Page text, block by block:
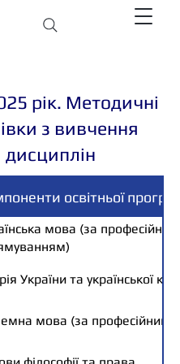
рік. Методичні
з вивчення
дисциплін
освітньої
мова (за професійним
України та української
мова (за професійним